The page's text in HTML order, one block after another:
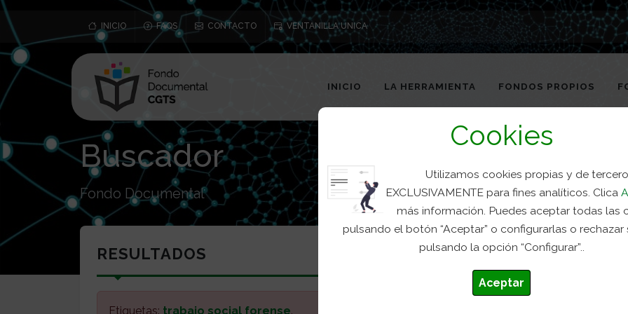
Cookies
Utilizamos cookies propias y de
EXCLUSIVAMENTE para fines analíticos. Clica
más información. Puedes aceptar todas las
pulsando el botón “Aceptar” o configurarlas o rechazar
pulsando la opción “Configurar”..
Aceptar
INICIO FAQS CONTACTO VENTANILLA UNICA
INICIO LA HERRAMIENTA FONDOS PROPIOS
Buscador
Fondo Documental
RESULTADOS
Etiquetas: trabajo social forense.